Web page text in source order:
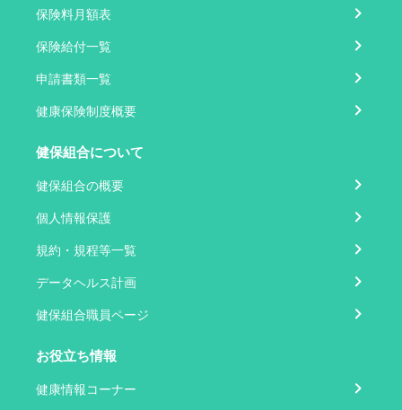
保険料月額表
保険給付一覧
申請書類一覧
健康保険制度概要
健保組合について
健保組合の概要
個人情報保護
規約・規程等一覧
データヘルス計画
健保組合職員ページ
お役立ち情報
健康情報コーナー